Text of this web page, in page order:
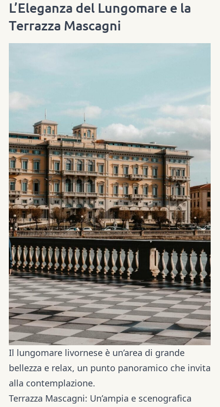
L’Eleganza del Lungomare e la
Terrazza Mascagni
Il lungomare livornese è un’area di grande
bellezza e relax, un punto panoramico che invita
alla contemplazione.
Terrazza Mascagni: Un’ampia e scenografica